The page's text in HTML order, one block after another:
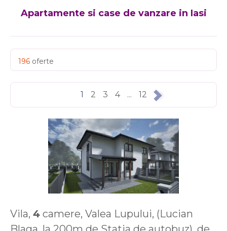
Apartamente si case de vanzare in Iasi
196 oferte
1 2 3 4 ... 12
Vila, 4 camere, Valea Lupului, (Lucian